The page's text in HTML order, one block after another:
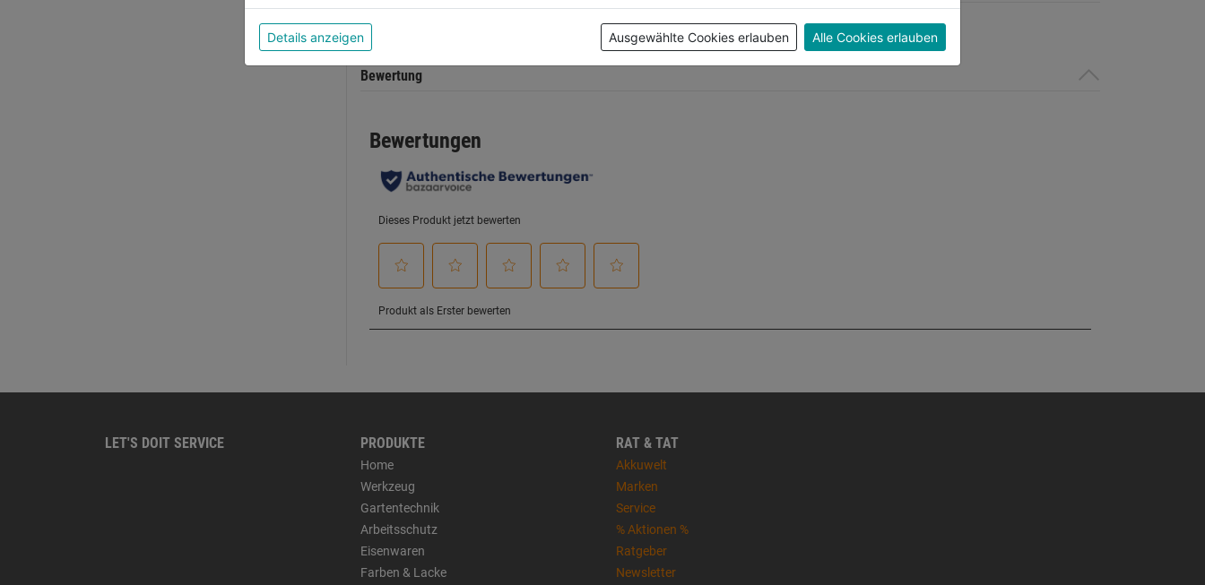
Bewertung
LET'S DOIT SERVICE PRODUKTE
Home
Werkzeug
Gartentechnik
Arbeitsschutz
Eisenwaren
Farben & Lacke
RAT & TAT
Akkuwelt
Marken
Service
% Aktionen %
Ratgeber
Newsletter
Details anzeigen Ausgewählte Cookies erlauben Alle Cookies erlauben